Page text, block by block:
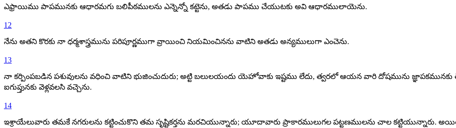
ఎఫ్రాయిము పాపమునకు ఆధారమగు బలిపీఠములను ఎన్నెన్నో కట్టెను, అతడు పాపము చేయుటకు అవి ఆధారములాయెను.
12
నేను అతని కొరకు నా ధర్మశాస్త్రమును పరిపూర్ణముగా వ్రాయించి నియమించినను వాటిని అతడు అన్యములుగా ఎంచెను.
13
నా కర్పింపబడిన పశువులను వధించి వాటిని భుజించుదురు; అట్టి బలులయందు యెహోవాకు ఇష్టము లేదు, త్వరలో ఆయన వారి దోషమును జ్ఞాపకమునకు
ఐగుప్తునకు వెళ్లవలసి వచ్చెను.
14
ఇశ్రాయేలువారు తమకే నగరులను కట్టించుకొని తమ సృష్టికర్తను మరచియున్నారు; యూదావారు ప్రాకారములుగల పట్టణములను చాల కట్టియున్నారు.